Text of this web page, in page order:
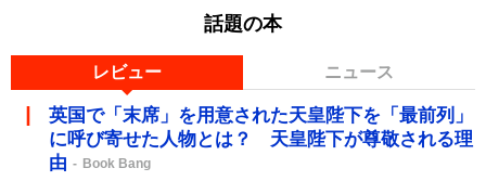
話題の本
レビュー ニュース
英国で「末席」を用意された天皇陛下を「最前列」
に呼び寄せた人物とは？ 天皇陛下が尊敬される理
由
Book Bang